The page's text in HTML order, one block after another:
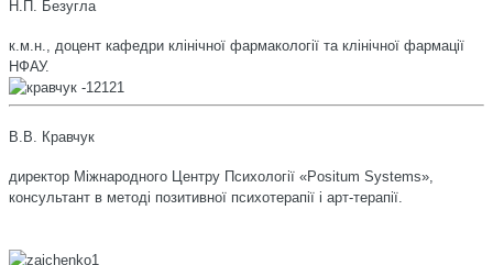
Н.П. Безугла
к.м.н., доцент кафедри клінічної фармакології та клінічної фармації
НФАУ.
В.В. Кравчук
директор Міжнародного Центру Психології «Positum Systems»,
консультант в методі позитивної психотерапії і арт-терапії.